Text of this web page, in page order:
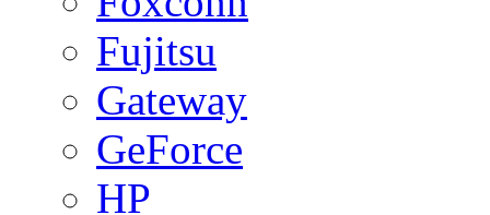
Fujitsu
Gateway
GeForce
HP